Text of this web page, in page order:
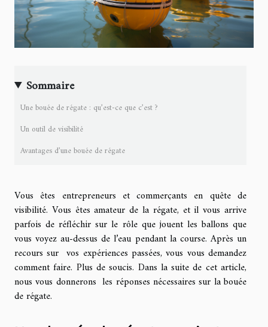
Sommaire
Une bouée de régate : qu’est-ce que c’est ?
Un outil de visibilité
Avantages d’une bouée de régate
Vous êtes entrepreneurs et commerçants en quête de
visibilité. Vous êtes amateur de la régate, et il vous arrive
parfois de réfléchir sur le rôle que jouent les ballons que
vous voyez au-dessus de l’eau pendant la course. Après un
recours sur vos expériences passées, vous vous demandez
comment faire. Plus de soucis. Dans la suite de cet article,
nous vous donnerons les réponses nécessaires sur la bouée
de régate.